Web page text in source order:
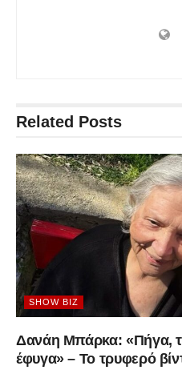
Related Posts
SHOW BIZ
Δανάη Μπάρκα: «Πήγα,
έφυγα» – Το τρυφερό